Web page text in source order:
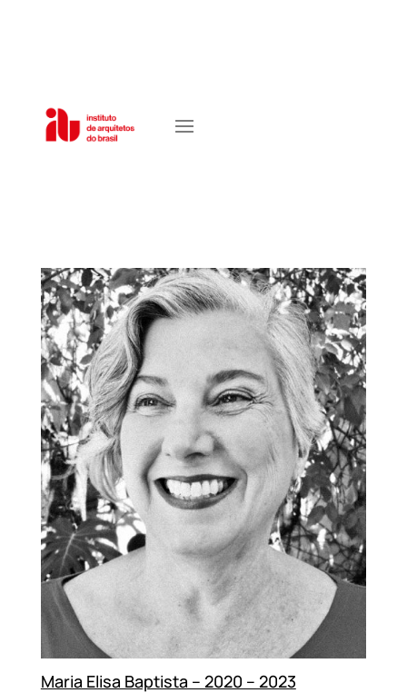
Maria Elisa Baptista – 2020 – 2023